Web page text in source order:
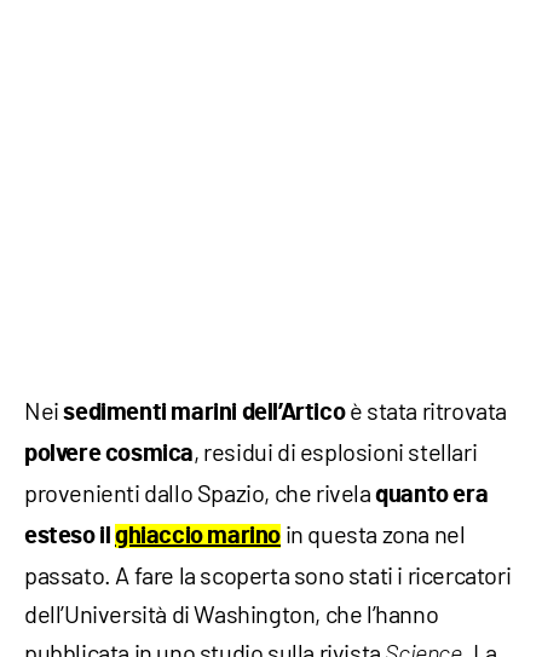
Neisedimenti marini dell’Articoè stata ritrovata
polvere cosmica, residui di esplosioni stellari
provenienti dallo Spazio, che rivelaquanto era
esteso il ghiaccio marino in questa zona nel
passato. A fare la scoperta sono stati i ricercatori
dell’Università di Washington, che l’hanno